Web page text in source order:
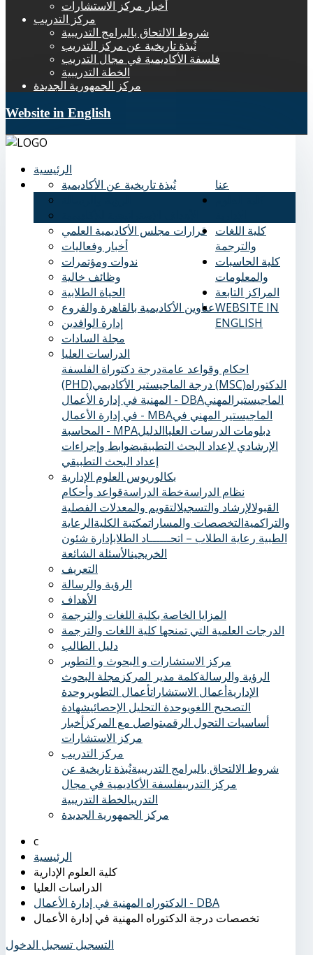
أخبار مركز الاستشارات
مركز التدريب
شروط الالتحاق بالبرامج التدريبية
نُبذة تاريخية عن مركز التدريب
فلسفة الأكاديمية في مجال التدريب
الخطة التدريبية
مركز الجمهورية الجديدة
Website in English
الرئيسية
عنا
نُبذة تاريخية عن الأكاديمية
قرارات مجلس الأكاديمية العلمي
أخبار وفعاليات
ندوات ومؤتمرات
وظائف خالية
الحياة الطلابية
عناوين الأكاديمية بالقاهرة والفروع
إدارة الوافدين
مجلة السادات
الدراسات العليا
احكام وقواعد عامةدرجة دكتوراة الفلسفة
(PHD)
درجة الماجيستير الأكاديمي (MSC)الدكتوراه
المهنية في إدارة الأعمال - DBAالماجيستيرالمهني
في إدارة الأعمال - MBAالماجيستير المهني في
المحاسبة - MPA
دبلومات الدرسات العلياالدليل
الإرشادي لإعداد البحث التطبيقيضوابط وإجراءات
إعداد البحث التطبيقي
بكالوريوس العلوم الإدارية
نظام الدراسةخطة الدراسةقواعد وأحكام
القبولالإرشاد والتسجيلالتقويم والمعدلات الفصلية
والتراكميةالتخصصات والمساراتمكتبة الكليةالرعاية
الطبية ‏ رعاية الطلاب – اتحــــــاد الطلابإدارة شئون
الخريجينالأسئلة الشائعة
كلية اللغات
والترجمة
التعريف
الرؤية والرسالة
الأهداف
المزايا الخاصة بكلية اللغات والترجمة
الدرجات العلمية التي تمنحها كلية اللغات والترجمة
دليل الطالب
كلية الحاسبات
والمعلومات
المراكز التابعة
مركز الاستشارات و البحوث و التطوير
الرؤية والرسالةكلمة مدير المركز مجلة البحوث
الإداريةأعمال الاستشاراتأعمال التطوير وحدة
التصحيح اللغويوحدة التحليل الإحصائيشهادة
أساسيات التحول الرقميتواصل مع المركزأخبار
مركز الاستشارات
مركز التدريب
شروط الالتحاق بالبرامج التدريبيةنُبذة تاريخية عن
مركز التدريبفلسفة الأكاديمية في مجال
التدريبالخطة التدريبية
مركز الجمهورية الجديدة
WEBSITE IN
ENGLISH
الرئيسية
الدكتوراه المهنية في إدارة الأعمال - DBA
تخصصات درجة الدكتوراه المهنية في إدارة الأعمال
التسجيل تسجيل الدخول